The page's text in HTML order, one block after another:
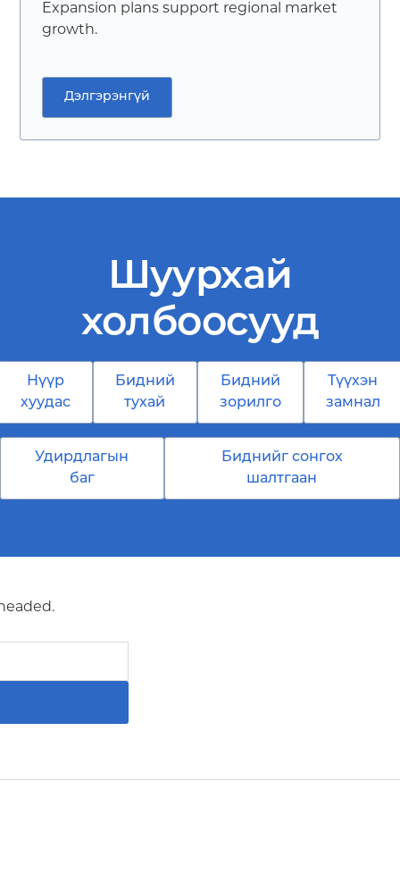
Expansion plans support regional market
growth.
Дэлгэрэнгүй
Шуурхай
холбоосууд
Нүүр
хуудас
Бидний
тухай
Бидний
зорилго
Түүхэн
замнал
Удирдлагын
баг
Биднийг сонгох
шалтгаан